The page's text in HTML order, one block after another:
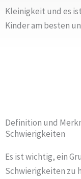
Kleinigkeit und es
Kinder am besten
Definition und
Schwierigkeiten
Es ist wichtig, ein
Schwierigkeiten zu